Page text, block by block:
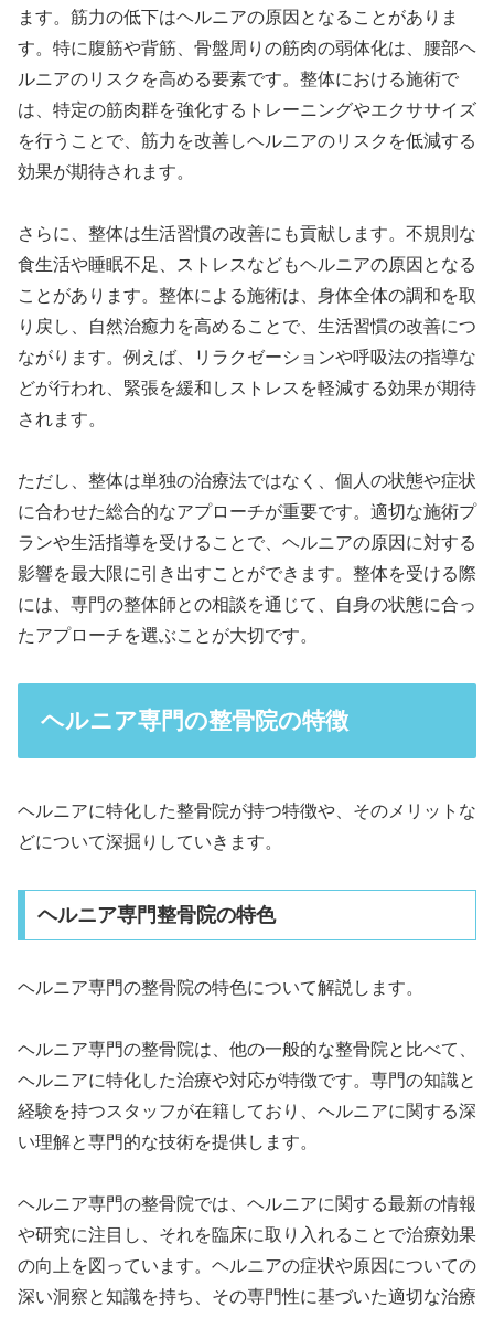
ます。筋力の低下はヘルニアの原因となることがありま
す。特に腹筋や背筋、骨盤周りの筋肉の弱体化は、腰部ヘ
ルニアのリスクを高める要素です。整体における施術で
は、特定の筋肉群を強化するトレーニングやエクササイズ
を行うことで、筋力を改善しヘルニアのリスクを低減する
効果が期待されます。
さらに、整体は生活習慣の改善にも貢献します。不規則な
食生活や睡眠不足、ストレスなどもヘルニアの原因となる
ことがあります。整体による施術は、身体全体の調和を取
り戻し、自然治癒力を高めることで、生活習慣の改善につ
ながります。例えば、リラクゼーションや呼吸法の指導な
どが行われ、緊張を緩和しストレスを軽減する効果が期待
されます。
ただし、整体は単独の治療法ではなく、個人の状態や症状
に合わせた総合的なアプローチが重要です。適切な施術プ
ランや生活指導を受けることで、ヘルニアの原因に対する
影響を最大限に引き出すことができます。整体を受ける際
には、専門の整体師との相談を通じて、自身の状態に合っ
たアプローチを選ぶことが大切です。
ヘルニア専門の整骨院の特徴
ヘルニアに特化した整骨院が持つ特徴や、そのメリットな
どについて深掘りしていきます。
ヘルニア専門整骨院の特色
ヘルニア専門の整骨院の特色について解説します。
ヘルニア専門の整骨院は、他の一般的な整骨院と比べて、
ヘルニアに特化した治療や対応が特徴です。専門の知識と
経験を持つスタッフが在籍しており、ヘルニアに関する深
い理解と専門的な技術を提供します。
ヘルニア専門の整骨院では、ヘルニアに関する最新の情報
や研究に注目し、それを臨床に取り入れることで治療効果
の向上を図っています。ヘルニアの症状や原因についての
深い洞察と知識を持ち、その専門性に基づいた適切な治療